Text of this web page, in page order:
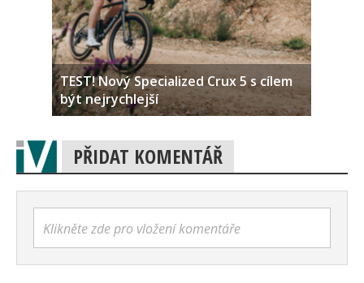
TEST! Nový Specialized Crux 5 s cílem
být nejrychlejší
PŘIDAT KOMENTÁŘ
Klikněte zde pro vložení komentáře